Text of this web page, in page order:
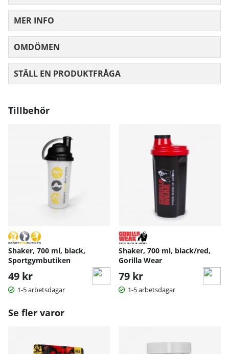
MER INFO
OMDÖMEN
STÄLL EN PRODUKTFRÅGA
Tillbehör
Shaker, 700 ml, black,
Sportgymbutiken
49 kr
1-5 arbetsdagar
Shaker, 700 ml, black/red,
Gorilla Wear
79 kr
1-5 arbetsdagar
Se fler varor